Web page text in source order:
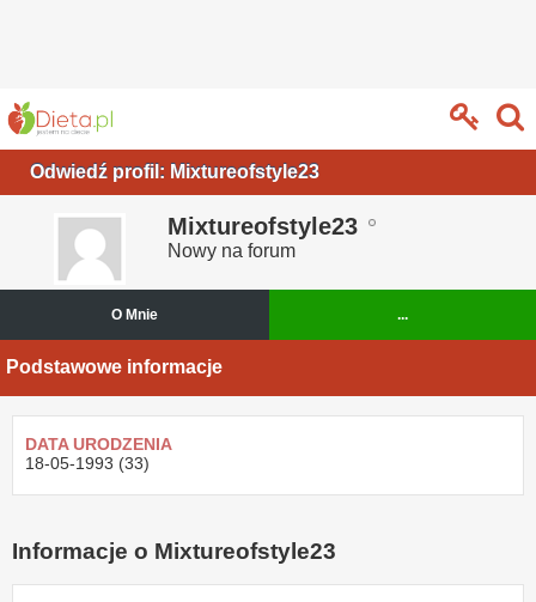
Odwiedź profil: Mixtureofstyle23
Mixtureofstyle23
Nowy na forum
O Mnie ...
Podstawowe informacje
DATA URODZENIA
18-05-1993 (33)
Informacje o Mixtureofstyle23